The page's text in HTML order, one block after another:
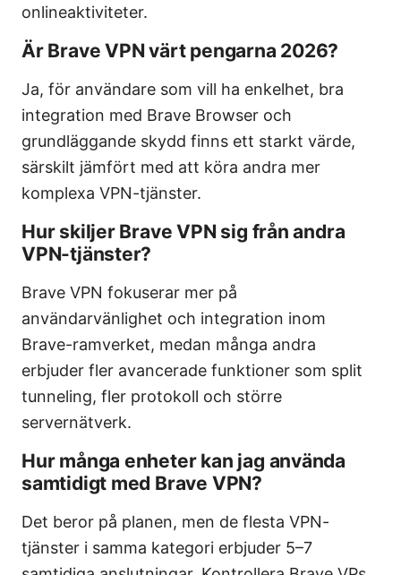
onlineaktiviteter.
Är Brave VPN värt pengarna 2026?
Ja, för användare som vill ha enkelhet, bra
integration med Brave Browser och
grundläggande skydd finns ett starkt värde,
särskilt jämfört med att köra andra mer
komplexa VPN-tjänster.
Hur skiljer Brave VPN sig från andra
VPN-tjänster?
Brave VPN fokuserar mer på
användarvänlighet och integration inom
Brave-ramverket, medan många andra
erbjuder fler avancerade funktioner som split
tunneling, fler protokoll och större
servernätverk.
Hur många enheter kan jag använda
samtidigt med Brave VPN?
Det beror på planen, men de flesta VPN-
tjänster i samma kategori erbjuder 5–7